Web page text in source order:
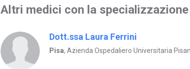
Altri medici con la
Dott.ssa Laura Ferrini
Pisa, Azienda Ospedaliero Universitaria